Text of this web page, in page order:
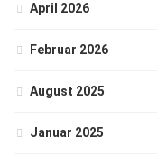
April 2026
Februar 2026
August 2025
Januar 2025